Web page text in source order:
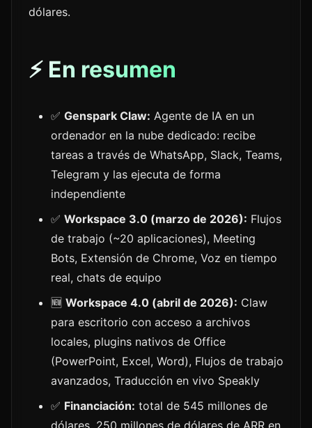
dólares.
⚡ En resumen
✅ Genspark Claw: Agente de IA en un
ordenador en la nube dedicado: recibe
tareas a través de WhatsApp, Slack, Teams,
Telegram y las ejecuta de forma
independiente
✅ Workspace 3.0 (marzo de 2026): Flujos
de trabajo (~20 aplicaciones), Meeting
Bots, Extensión de Chrome, Voz en tiempo
real, chats de equipo
🆕 Workspace 4.0 (abril de 2026): Claw
para escritorio con acceso a archivos
locales, plugins nativos de Office
(PowerPoint, Excel, Word), Flujos de trabajo
avanzados, Traducción en vivo Speakly
✅ Financiación: total de 545 millones de
dólares, 250 millones de dólares de ARR en